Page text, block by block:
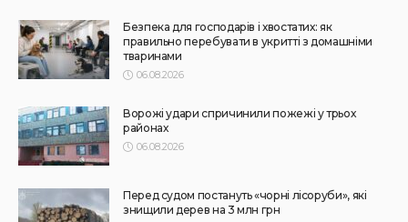
НОВИНИ
Родину в Радушному вбила північнокорейська балістика